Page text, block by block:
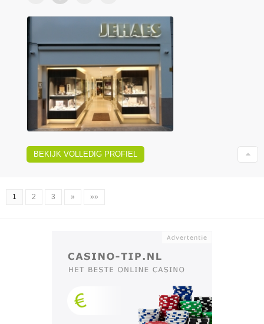
BEKIJK VOLLEDIG PROFIEL
1 2 3 » »»